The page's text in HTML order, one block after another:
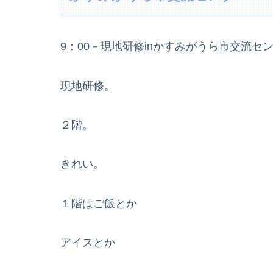
9：00－現地研修inかすみがうら市交流セ
現地研修。
２階。
きれい。
１階はご飯とか
アイスとか